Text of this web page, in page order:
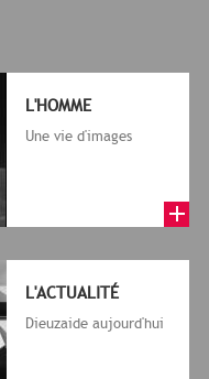
L'HOMME
Une vie d'images
L'ACTUALITÉ
Dieuzaide aujourd'hui